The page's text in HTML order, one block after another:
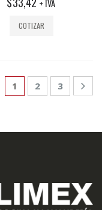
+ IVA
COTIZAR
1 2 3